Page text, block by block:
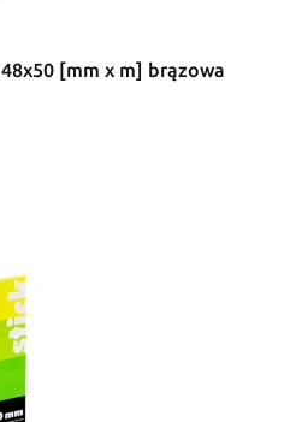
[mm x m] brązowa